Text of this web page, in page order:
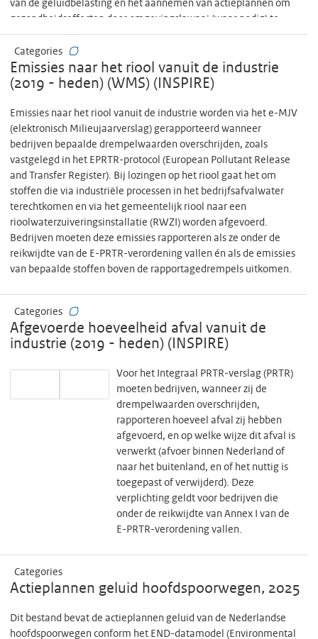
van de geluidbelasting en het aannemen van actieplannen om
gezondheidseffecten door omgevingslawaai (waar nodig) te
voorkomen en te beperken, en om een goede milieukwaliteit te
handhaven.
Categories
Emissies naar het riool vanuit de industrie
(2019 - heden) (WMS) (INSPIRE)
Emissies naar het riool vanuit de industrie worden via het e-MJV
(elektronisch Milieujaarverslag) gerapporteerd wanneer
bedrijven bepaalde drempelwaarden overschrijden, zoals
vastgelegd in het EPRTR-protocol (European Pollutant Release
and Transfer Register). Bij lozingen op het riool gaat het om
stoffen die via industriële processen in het bedrijfsafvalwater
terechtkomen en via het gemeentelijk riool naar een
rioolwaterzuiveringsinstallatie (RWZI) worden afgevoerd.
Bedrijven moeten deze emissies rapporteren als ze onder de
reikwijdte van de E-PRTR-verordening vallen én als de emissies
van bepaalde stoffen boven de rapportagedrempels uitkomen.
Categories
Afgevoerde hoeveelheid afval vanuit de
industrie (2019 - heden) (INSPIRE)
Voor het Integraal PRTR-verslag (PRTR)
moeten bedrijven, wanneer zij de
drempelwaarden overschrijden,
rapporteren hoeveel afval zij hebben
afgevoerd, en op welke wijze dit afval is
verwerkt (afvoer binnen Nederland of
naar het buitenland, en of het nuttig is
toegepast of verwijderd). Deze
verplichting geldt voor bedrijven die
onder de reikwijdte van Annex I van de
E-PRTR-verordening vallen.
Categories
Actieplannen geluid hoofdspoorwegen, 2025
Dit bestand bevat de actieplannen geluid van de Nederlandse
hoofdspoorwegen conform het END-datamodel (Environmental